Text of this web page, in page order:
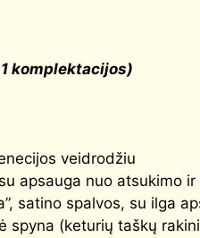
komplektacijos)
veidrodžiu
apsauga nuo atsukimo
satino spalvos, su ilga
spyna (keturių taškų